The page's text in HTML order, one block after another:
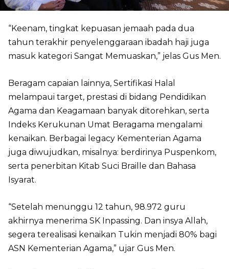
“Keenam, tingkat kepuasan jemaah pada dua
tahun terakhir penyelenggaraan ibadah haji juga
masuk kategori Sangat Memuaskan,” jelas Gus Men.
Beragam capaian lainnya, Sertifikasi Halal
melampaui target, prestasi di bidang Pendidikan
Agama dan Keagamaan banyak ditorehkan, serta
Indeks Kerukunan Umat Beragama mengalami
kenaikan. Berbagai legacy Kementerian Agama
juga diwujudkan, misalnya: berdirinya Puspenkom,
serta penerbitan Kitab Suci Braille dan Bahasa
Isyarat.
“Setelah menunggu 12 tahun, 98.972 guru
akhirnya menerima SK Inpassing. Dan insya Allah,
segera terealisasi kenaikan Tukin menjadi 80% bagi
ASN Kementerian Agama,” ujar Gus Men.